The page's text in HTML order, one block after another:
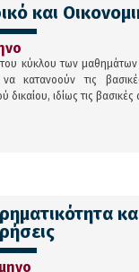
και
κύκλου των μαθημάτων
κατανοούν τις
δικαίου, ιδίως τις